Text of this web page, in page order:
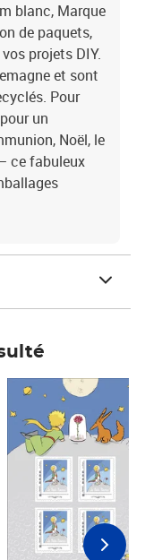
blanc, Marque
de paquets,
projets DIY.
et sont
Pour
un
Noël, le
ce fabuleux
6,25€ HT